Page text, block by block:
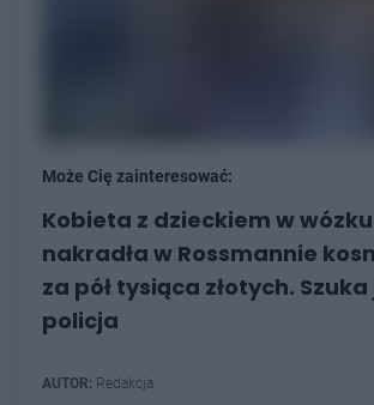
Może Cię zainteresować:
Kobieta z dzieckiem w wózku
nakradła w Rossmannie
za pół tysiąca złotych. Szuka
policja
AUTOR: Redakcja